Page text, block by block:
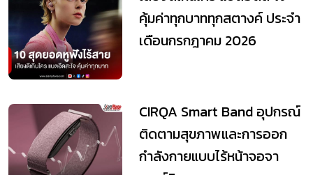
คุ้มค่าทุกบาททุกสตางค์ ประจำ
เดือนกรกฎาคม 2026
CIRQA Smart Band อุปกรณ์
ติดตามสุขภาพและการออก
กำลังกายแบบไร้หน้าจอจา